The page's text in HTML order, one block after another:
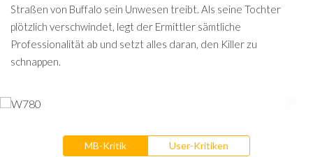
Straßen von Buffalo sein Unwesen treibt. Als seine Tochter
plötzlich verschwindet, legt der Ermittler sämtliche
Professionalität ab und setzt alles daran, den Killer zu
schnappen.
MB-Kritik User-Kritiken